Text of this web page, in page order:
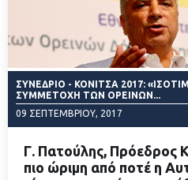
ΣΥΝΕΔΡΙΟ - ΚΟΝΙΤΣΑ 2017:
ΣΥΜΜΕΤΟΧΉ ΤΩΝ ΟΡΕΙΝΏΝ...
09 ΣΕΠΤΕΜΒΡΊΟΥ, 2017
Γ. Πατούλης, Πρόεδρος
πιο ώριμη από ποτέ η